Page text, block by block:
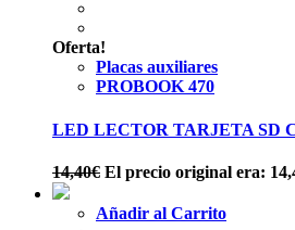
Oferta!
Placas auxiliares
PROBOOK 470
LED LECTOR TARJETA SD
14,40€ El precio original era:
Añadir al Carrito